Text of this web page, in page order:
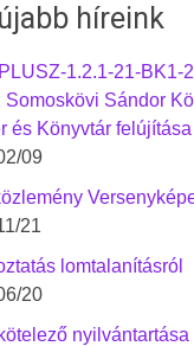
híreink
1.2.1-21-BK1-
Somoskövi Sándor
és Könyvtár felújítása
09
21
lomtalanításról
20
nyilvántartása